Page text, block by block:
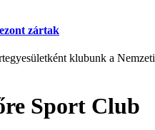
zártak
klubunk a
Sport Club